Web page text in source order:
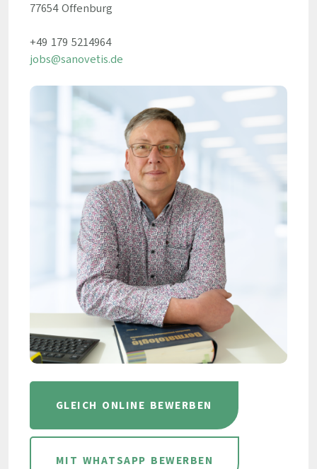
77654 Offenburg
+49 179 5214964
jobs@sanovetis.de
GLEICH ONLINE BEWERBEN
MIT WHATSAPP BEWERBEN